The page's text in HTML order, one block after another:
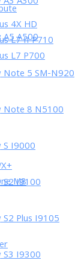
A5 A500
Note 5 SM-N920
Note 8 N5100
S I9000
S2 I9100
S2 Plus I9105
S3 I9300
4X HD
L7 II P710
L7 P700
M8